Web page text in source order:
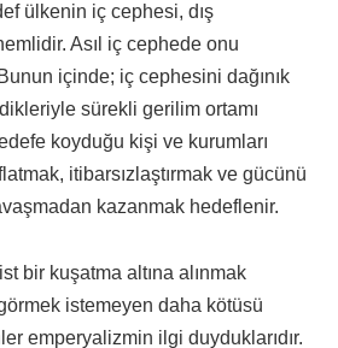
ülkenin iç cephesi, dış
Asıl iç cephede onu
içinde; iç cephesini dağınık
sürekli gerilim ortamı
koyduğu kişi ve kurumları
itibarsızlaştırmak ve gücünü
kazanmak hedeflenir.
bir kuşatma altına alınmak
istemeyen daha kötüsü
emperyalizmin ilgi duyduklarıdır.